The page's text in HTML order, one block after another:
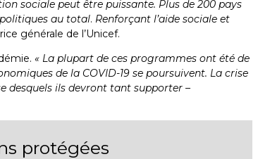
sociale peut être puissante. Plus de 200 pays
au total. Renforçant l’aide sociale et
générale de l’Unicef.
« La plupart de ces programmes ont été de
de la COVID-19 se poursuivent. La crise
desquels ils devront tant supporter –
protégées